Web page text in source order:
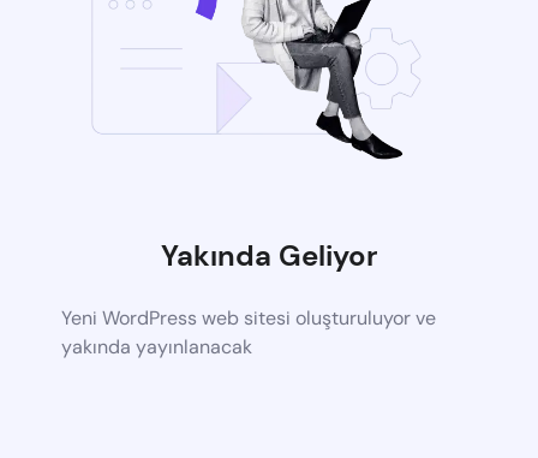
Yakında Geliyor
Yeni WordPress web sitesi oluşturuluyor ve
yakında yayınlanacak